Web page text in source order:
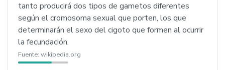
tanto producirá dos tipos de gametos diferentes
según el cromosoma sexual que porten, los que
determinarán el sexo del cigoto que formen al ocurrir
la fecundación.
Fuente: wikipedia.org